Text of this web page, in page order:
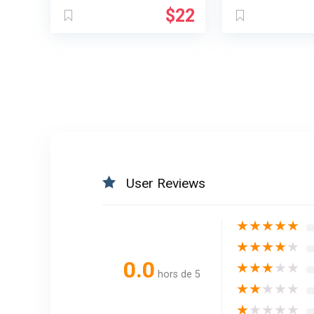
Le
prix
$22Le
User Reviews
0.0 hors de 5
★★★★★
★★★★★
★★★★★
★★★★★
★★★★★